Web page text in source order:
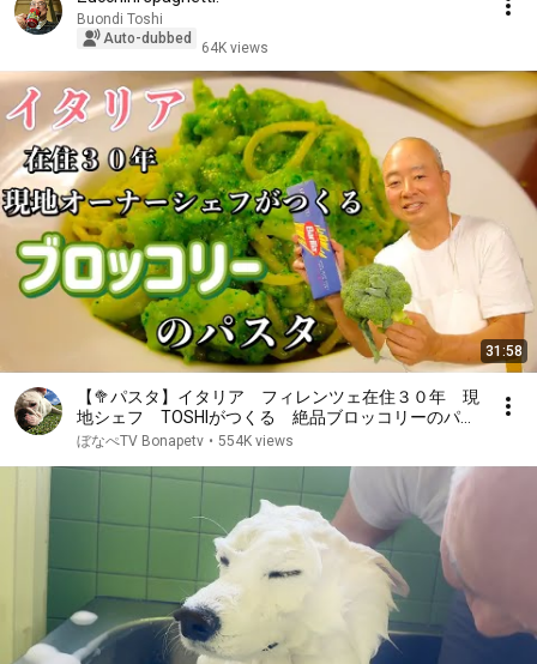
Buondi Toshi
Auto-dubbed
64K views
31:58
【🥦パスタ】イタリア フィレンツェ在住３０年 現
地シェフ TOSHIがつくる 絶品ブロッコリーのパス
タ〜Florence in Italy Spagherri coi broccoli Accadi
ぼなぺTV Bonapetv • 554K views